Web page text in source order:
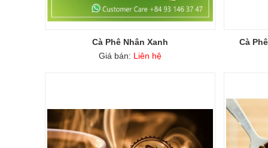
Cà Phê Nhân Xanh
Giá bán: Liên hệ
Cà